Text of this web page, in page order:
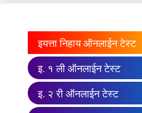
इयत्ता निहाय ऑनलाईन टेस्ट
इ. १ ली ऑनलाईन टेस्ट
इ. २ री ऑनलाईन टेस्ट